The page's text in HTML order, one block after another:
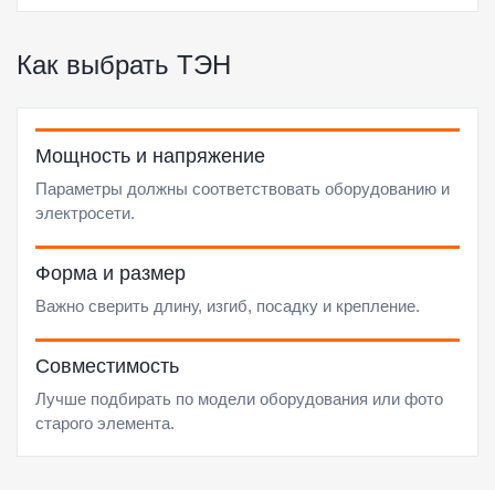
Как выбрать ТЭН
Мощность и напряжение
Параметры должны соответствовать оборудованию и
электросети.
Форма и размер
Важно сверить длину, изгиб, посадку и крепление.
Совместимость
Лучше подбирать по модели оборудования или фото
старого элемента.